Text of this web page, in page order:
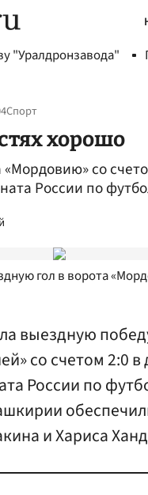
"Уралдронзавода"
Спорт
хорошо
со
России по
гол в ворота
выездную
со счетом 2:0 в
России по
и Хариса